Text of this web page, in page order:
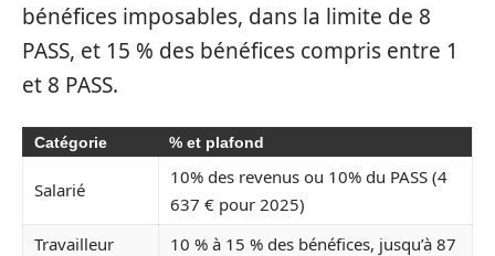
bénéfices imposables, dans la limite de 8
PASS, et 15 % des bénéfices compris entre 1
et 8 PASS.
Catégorie % et plafond
Salarié
10% des revenus ou 10% du PASS (4
637 € pour 2025)
Travailleur
10 % à 15 % des bénéfices, jusqu’à 87